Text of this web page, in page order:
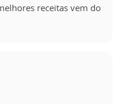
receitas vem do